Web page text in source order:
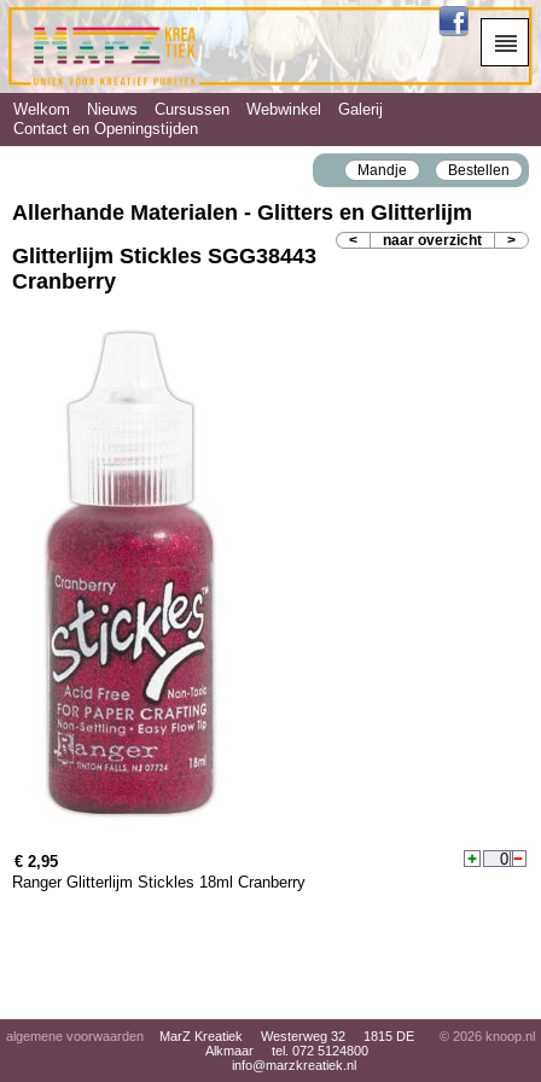
Welkom Nieuws Cursussen Webwinkel
Galerij
Contact en Openingstijden
Mandje Bestellen
Allerhande Materialen - Glitters en Glitterlijm
< naar overzicht >
Glitterlijm Stickles SGG38443
Cranberry
€ 2,95
Ranger Glitterlijm Stickles 18ml Cranberry
algemene voorwaarden
MarZ Kreatiek Westerweg 32 1815 DE
Alkmaar tel. 072 5124800
info@marzkreatiek.nl
© 2026 knoop.nl